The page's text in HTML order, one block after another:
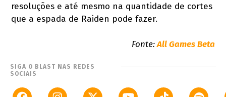
resoluções e até mesmo na quantidade de cortes
que a espada de Raiden pode fazer.
Fonte:All Games Beta
SIGA O BLAST NAS REDES
SOCIAIS